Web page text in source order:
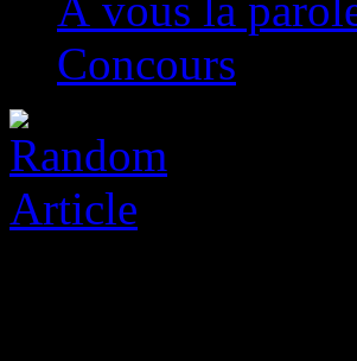
Concours